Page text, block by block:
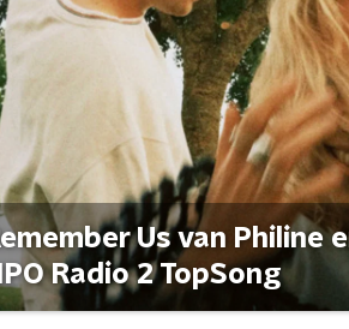
Us van Philine
Radio 2 TopSong